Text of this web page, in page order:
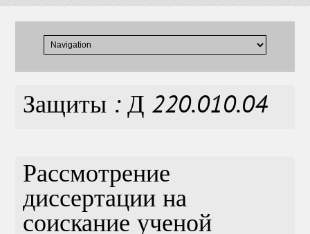
Защиты : Д 220.010.04
Рассмотрение
диссертации на
соискание ученой